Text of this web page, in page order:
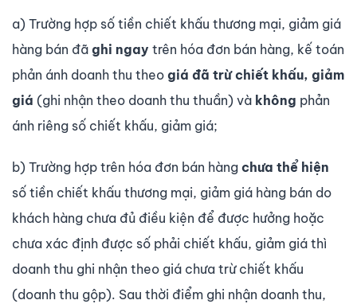
a) Trường hợp số tiền chiết khấu thương mại, giảm giá
hàng bán đã ghi ngay trên hóa đơn bán hàng, kế toán
phản ánh doanh thu theo giá đã trừ chiết khấu, giảm
giá (ghi nhận theo doanh thu thuần) và không phản
ánh riêng số chiết khấu, giảm giá;
b) Trường hợp trên hóa đơn bán hàng chưa thể hiện
số tiền chiết khấu thương mại, giảm giá hàng bán do
khách hàng chưa đủ điều kiện để được hưởng hoặc
chưa xác định được số phải chiết khấu, giảm giá thì
doanh thu ghi nhận theo giá chưa trừ chiết khấu
(doanh thu gộp). Sau thời điểm ghi nhận doanh thu,